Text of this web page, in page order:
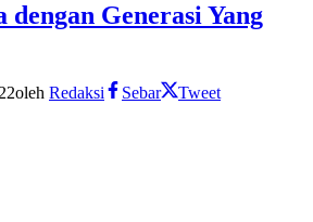
dengan Generasi Yang
oleh Redaksi Sebar Tweet